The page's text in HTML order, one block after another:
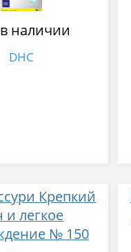
наличии
DHC
Крепкий
и легкое
№ 150